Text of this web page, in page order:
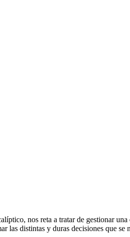
nos reta a tratar de gestionar
las distintas y duras decisiones que